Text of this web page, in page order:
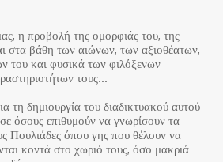
η προβολή της ομορφιάς του, της
στα βάθη των αιώνων, των αξιοθέατων,
του και φυσικά των φιλόξενων
τους…
τη δημιουργία του διαδικτυακού αυτού
όσους επιθυμούν να γνωρίσουν τα
Πουλιάδες όπου γης που θέλουν να
κοντά στο χωριό τους, όσο μακριά